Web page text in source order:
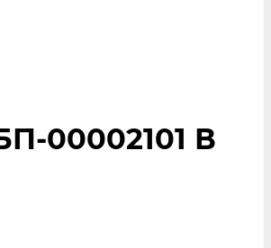
00002101 В